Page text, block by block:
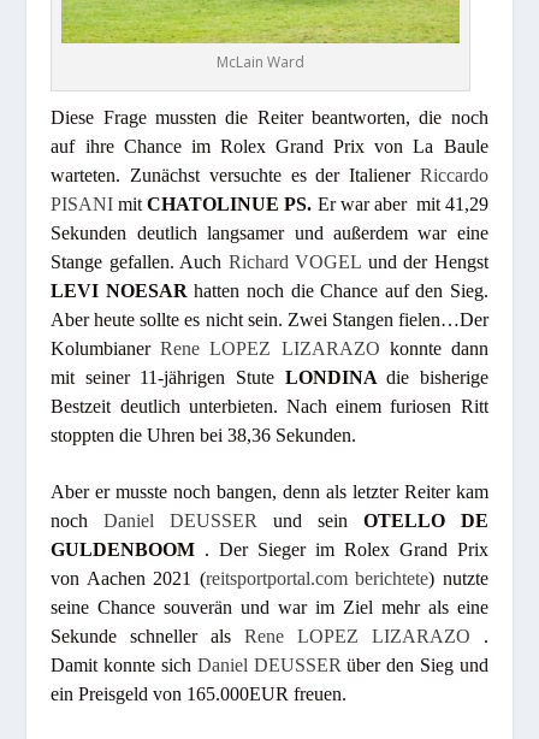
McLain Ward
Diese Frage mussten die Reiter beantworten, die noch
auf ihre Chance im Rolex Grand Prix von La Baule
warteten. Zunächst versuchte es der Italiener Riccardo
PISANI mitCHATOLINUE PS. Er war aber mit 41,29
Sekunden deutlich langsamer und außerdem war eine
Stange gefallen. Auch Richard VOGEL und der Hengst
LEVI NOESARhatten noch die Chance auf den Sieg.
Aber heute sollte es nicht sein. Zwei Stangen fielen…Der
KolumbianerRene LOPEZ LIZARAZO konnte dann
mit seiner 11-jährigen Stute LONDINAdie bisherige
Bestzeit deutlich unterbieten. Nach einem furiosen Ritt
stoppten die Uhren bei 38,36 Sekunden.
Aber er musste noch bangen, denn als letzter Reiter kam
nochDaniel DEUSSER und sein OTELLO DE
GULDENBOOM . Der Sieger im Rolex Grand Prix
von Aachen 2021 (reitsportportal.com berichtete) nutzte
seine Chance souverän und war im Ziel mehr als eine
Sekunde schneller als Rene LOPEZ LIZARAZO .
Damit konnte sich Daniel DEUSSER über den Sieg und
ein Preisgeld von 165.000EUR freuen.